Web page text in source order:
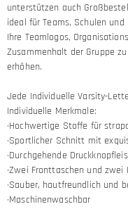
unterstützen auch
ideal für Teams, Schulen
Ihre Teamlogos,
Zusammenhalt der Gruppe
erhöhen.
Jede Individuelle Varsity-
Individuelle Merkmale:
·Hochwertige Stoffe für
·Sportlicher Schnitt mit
·Durchgehende
·Zwei Fronttaschen und zwei
·Sauber, hautfreundlich und
·Maschinenwaschbar